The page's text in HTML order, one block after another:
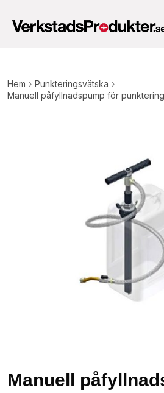
Hem › Punkteringsvätska ›
Manuell påfyllnadspump för
Manuell